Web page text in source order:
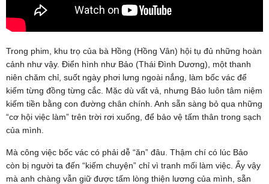
Trong phim, khu trọ của bà Hồng (Hồng Vân) hội tụ đủ những hoàn
cảnh như vậy. Điển hình như Bảo (Thái Đình Dương), một thanh
niên chăm chỉ, suốt ngày phơi lưng ngoài nắng, làm bốc vác để
kiếm từng đồng từng cắc. Mặc dù vất vả, nhưng Bảo luôn tâm niệm
kiếm tiền bằng con đường chân chính. Anh sẵn sàng bỏ qua những
“cơ hội việc làm” trên trời rơi xuống, để bảo vệ tấm thân trong sạch
của mình.
Mà công việc bốc vác có phải dễ “ăn” đâu. Thậm chí có lúc Bảo
còn bị người ta đến “kiếm chuyện” chỉ vì tranh mối làm việc. Ấy vậy
mà anh chàng vẫn giữ được tấm lòng thiện lương của mình, sẵn